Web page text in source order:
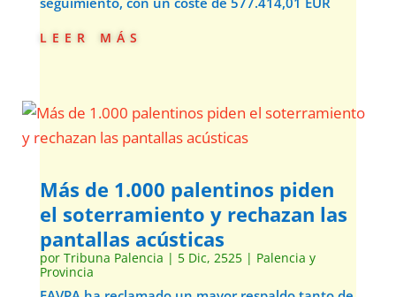
leer más
Más de 1.000 palentinos piden
el soterramiento y rechazan las
pantallas acústicas
por Tribuna Palencia | 5 Dic, 2525| Palencia y
Provincia